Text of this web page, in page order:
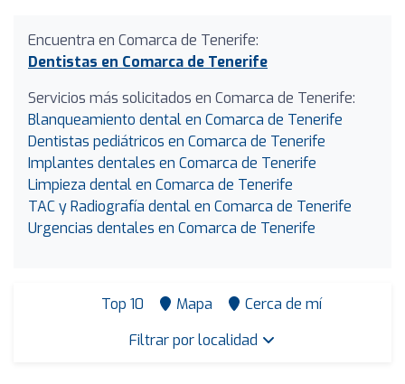
Encuentra en Comarca de Tenerife:
Dentistas en Comarca de Tenerife
Servicios más solicitados en Comarca de Tenerife:
Blanqueamiento dental en Comarca de Tenerife
Dentistas pediátricos en Comarca de Tenerife
Implantes dentales en Comarca de Tenerife
Limpieza dental en Comarca de Tenerife
TAC y Radiografía dental en Comarca de Tenerife
Urgencias dentales en Comarca de Tenerife
Top 10 Mapa
Cerca de mí
Filtrar por localidad